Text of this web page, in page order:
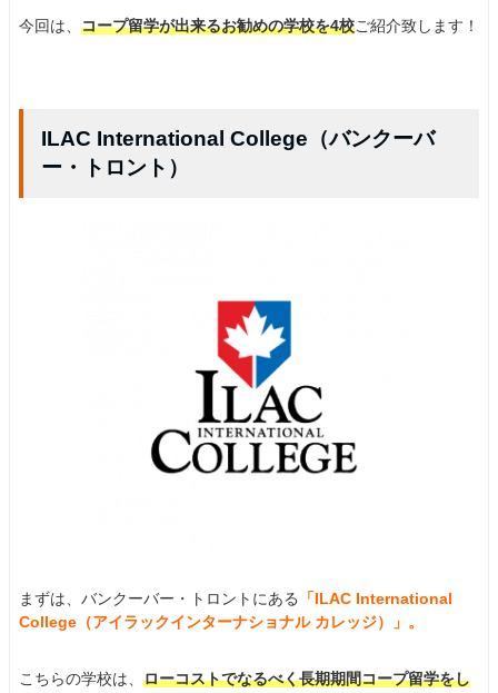
今回は、 コープ留学が出来るお勧めの学校を4校ご紹介致します！
ILAC International College（バンクーバ
ー・トロント）
まずは、バンクーバー・トロントにある
「ILAC International
College（アイラックインターナショナル カレッジ）」。
こちらの学校は、 ローコストでなるべく長期期間コープ留学をし